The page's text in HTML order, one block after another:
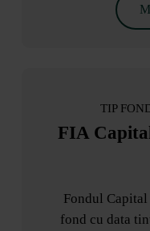
TIP
FIA
Fondul Capital
fond cu data